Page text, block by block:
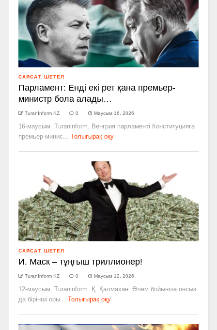
САЯСАТ ШЕТЕЛ
Парламент: Енді екі рет қана премьер-
министр бола алады…
TuranInform KZ 0 Маусым 16, 2026
16-маусым. Turaninform. Венгрия парламенті Конституцияға
премьер-минис...
Толығырақ оқу
САЯСАТ ШЕТЕЛ
И. Маск – тұңғыш триллионер!
TuranInform KZ 0 Маусым 12, 2026
12-маусым. Turaninform. Қ. Қалмахан. Әлем бойынша онсыз
да бірінші оры...
Толығырақ оқу